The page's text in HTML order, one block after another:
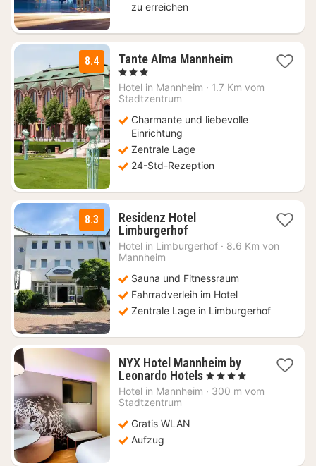
zu erreichen
8.4 Tante Alma Mannheim1
ab
, 3 Sterne
Hotel in Mannheim · 1.7 Km vom
Stadtzentrum
Charmante und liebevolle
Einrichtung
Zentrale Lage
24-Std-Rezeption
8.3
Residenz Hotel
Limburgerhof2
Nächte
ab
€
Hotel in Limburgerhof · 8.6 Km von
Mannheim
Sauna und Fitnessraum
Fahrradverleih im Hotel
Zentrale Lage in Limburgerhof
NYX Hotel Mannheim by
Leonardo Hotels1
Nacht
, 4 Sterne
Hotel in Mannheim · 300 m vom
Stadtzentrum
Gratis WLAN
Aufzug